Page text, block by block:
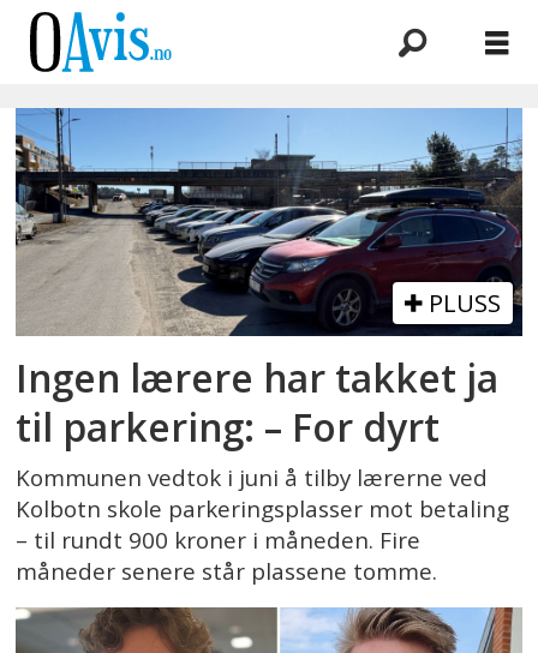
Emne:
sivert
wahlgren
leirbakk
PLUSS
Ingen lærere har takket ja
til parkering: – For dyrt
Kommunen vedtok i juni å tilby lærerne ved
Kolbotn skole parkeringsplasser mot betaling
– til rundt 900 kroner i måneden. Fire
måneder senere står plassene tomme.